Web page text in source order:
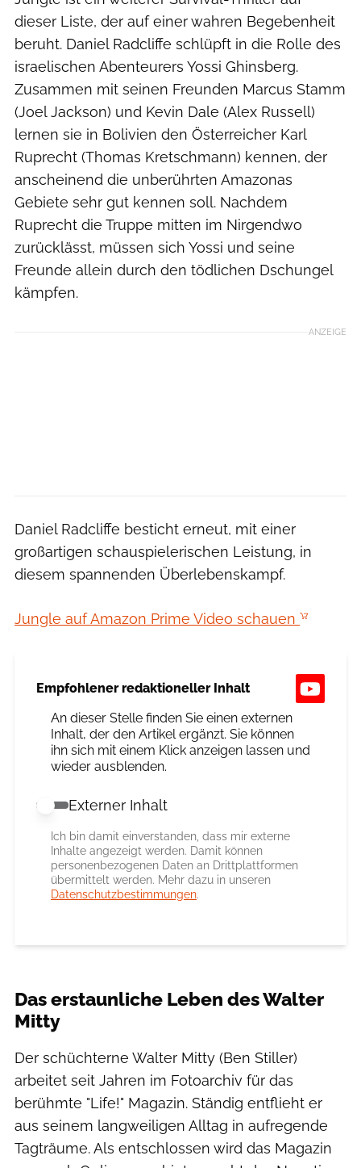
dieser Liste, der auf einer wahren Begebenheit
beruht. Daniel Radcliffe schlüpft in die Rolle des
israelischen Abenteurers Yossi Ghinsberg.
Zusammen mit seinen Freunden Marcus Stamm
(Joel Jackson) und Kevin Dale (Alex Russell)
lernen sie in Bolivien den Österreicher Karl
Ruprecht (Thomas Kretschmann) kennen, der
anscheinend die unberührten Amazonas
Gebiete sehr gut kennen soll. Nachdem
Ruprecht die Truppe mitten im Nirgendwo
zurücklässt, müssen sich Yossi und seine
Freunde allein durch den tödlichen Dschungel
kämpfen.
ANZEIGE
Daniel Radcliffe besticht erneut, mit einer
großartigen schauspielerischen Leistung, in
diesem spannenden Überlebenskampf.
Jungle auf Amazon Prime Video schauen
Empfohlener redaktioneller Inhalt
An dieser Stelle finden Sie einen externen
Inhalt, der den Artikel ergänzt. Sie können
ihn sich mit einem Klick anzeigen lassen und
wieder ausblenden.
Externer Inhalt erlauben
Externer Inhalt
Ich bin damit einverstanden, dass mir externe
Inhalte angezeigt werden. Damit können
personenbezogenen Daten an Drittplattformen
übermittelt werden. Mehr dazu in unseren
Datenschutzbestimmungen.
Das erstaunliche Leben des Walter
Mitty
Der schüchterne Walter Mitty (Ben Stiller)
arbeitet seit Jahren im Fotoarchiv für das
berühmte "Life!" Magazin. Ständig entflieht er
aus seinem langweiligen Alltag in aufregende
Tagträume. Als entschlossen wird das Magazin